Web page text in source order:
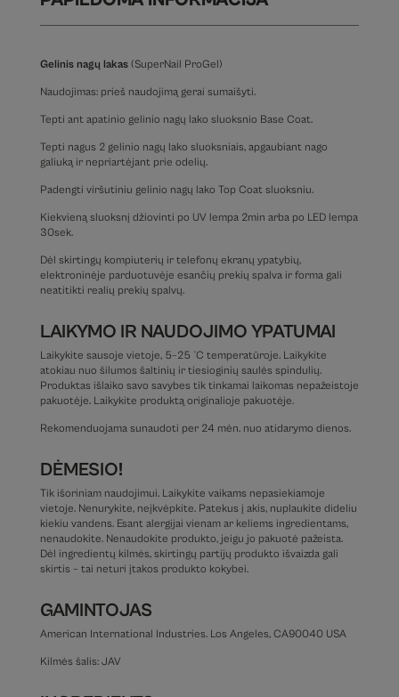
Gelinis nagų lakas(SuperNail ProGel)
Naudojimas: prieš naudojimą gerai sumaišyti.
Tepti ant apatinio gelinio nagų lako sluoksnio Base Coat.
Tepti nagus 2 gelinio nagų lako sluoksniais, apgaubiant nago
galiuką ir nepriartėjant prie odelių.
Padengti viršutiniu gelinio nagų lako Top Coat sluoksniu.
Kiekvieną sluoksnį džiovinti po UV lempa 2min arba po LED lempa
30sek.
Dėl skirtingų kompiuterių ir telefonų ekranų ypatybių,
elektroninėje parduotuvėje esančių prekių spalva ir forma gali
neatitikti realių prekių spalvų.
LAIKYMO IR NAUDOJIMO YPATUMAI
Laikykite sausoje vietoje, 5–25 °C temperatūroje. Laikykite
atokiau nuo šilumos šaltinių ir tiesioginių saulės spindulių.
Produktas išlaiko savo savybes tik tinkamai laikomas nepažeistoje
pakuotėje. Laikykite produktą originalioje pakuotėje.
Rekomenduojama sunaudoti per 24 mėn. nuo atidarymo dienos.
DĖMESIO!
Tik išoriniam naudojimui. Laikykite vaikams nepasiekiamoje
vietoje. Nenurykite, neįkvėpkite. Patekus į akis, nuplaukite dideliu
kiekiu vandens. Esant alergijai vienam ar keliems ingredientams,
nenaudokite. Nenaudokite produkto, jeigu jo pakuotė pažeista.
Dėl ingredientų kilmės, skirtingų partijų produkto išvaizda gali
skirtis – tai neturi įtakos produkto kokybei.
GAMINTOJAS
American International Industries. Los Angeles, CA90040 USA
Kilmės šalis: JAV